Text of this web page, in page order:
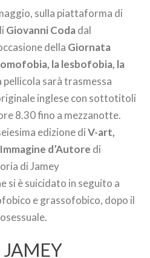
sulla piattaforma di
Giovanni Codadal
della Giornata
la lesbofobia, la
pellicola sarà trasmessa
inglese con sottotitoli
8.30 fino a mezzanotte.
edizione diV-art,
d’Autore di
di Jamey
si è suicidato in seguito a
e grassofobico, dopo il
JAMEY